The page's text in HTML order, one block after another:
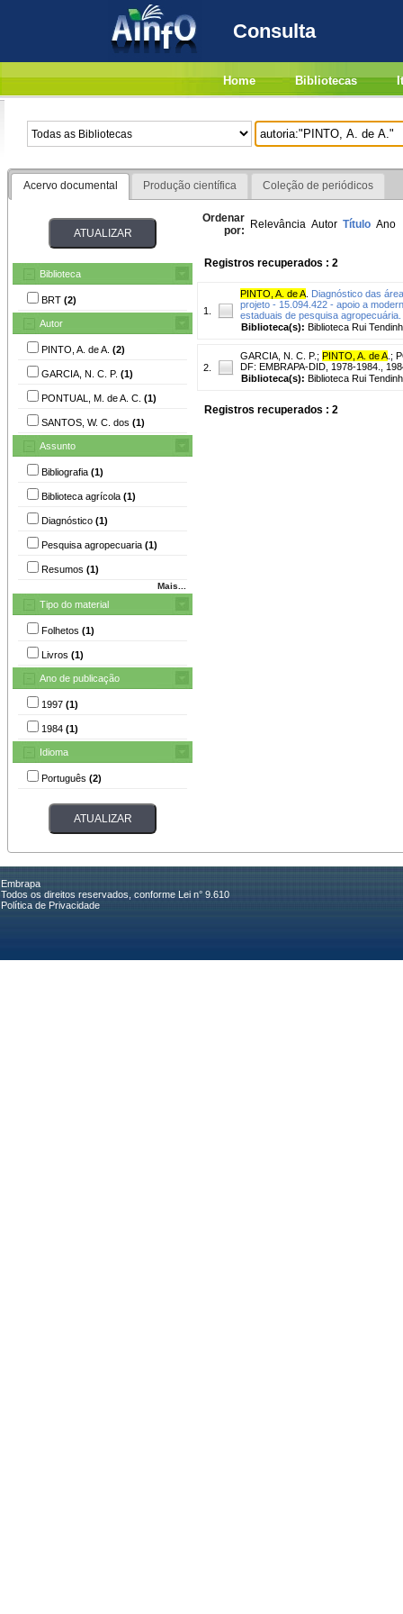
Consulta
Home Bibliotecas
Acervo documental Produção científica Coleção de periódicos
Biblioteca
BRT (2)
Autor
PINTO, A. de A. (2)
GARCIA, N. C. P. (1)
PONTUAL, M. de A. C. (1)
SANTOS, W. C. dos (1)
Assunto
Bibliografia (1)
Biblioteca agrícola (1)
Diagnóstico (1)
Pesquisa agropecuaria (1)
Resumos (1)
Mais...
Tipo do material
Folhetos (1)
Livros (1)
Ano de publicação
1997 (1)
1984 (1)
Idioma
Português (2)
Ordenar
por: Relevância Autor Título Ano
Registros recuperados : 2
1.
PINTO, A. de A Diagnóstico das
projeto - 15.094.422 - apoio a
estaduais de pesquisa agropecuária.
Biblioteca(s): Biblioteca Rui
2.
GARCIA, N. C. P. ; PINTO, A. de A ;
DF: EMBRAPA-DID, 1978-1984.,
Biblioteca(s): Biblioteca Rui
Registros recuperados : 2
Embrapa
Todos os direitos reservados, conforme Lei n° 9.610
Política de Privacidade